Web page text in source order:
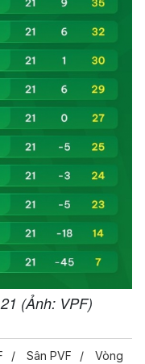
(Ảnh: VPF)
Sân PVF
Vòng